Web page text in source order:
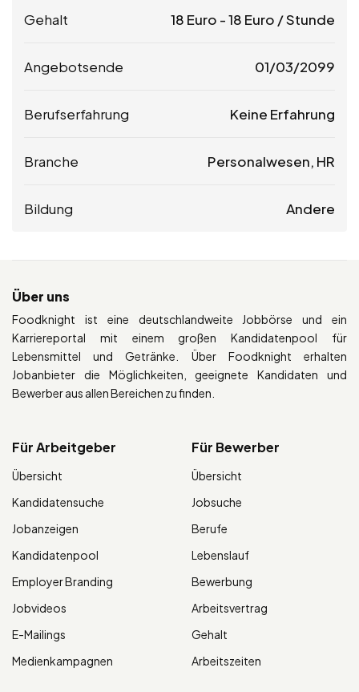
Gehalt 18 Euro -18 Euro / Stunde
Angebotsende 01/03/2099
Berufserfahrung Keine Erfahrung
Branche Personalwesen, HR
Bildung Andere
Über uns
Foodknight ist eine deutschlandweite Jobbörse und ein
Karriereportal mit einem großen Kandidatenpool für
Lebensmittel und Getränke. Über Foodknight erhalten
Jobanbieter die Möglichkeiten, geeignete Kandidaten und
Bewerber aus allen Bereichen zu finden.
Für Arbeitgeber
Übersicht
Kandidatensuche
Jobanzeigen
Kandidatenpool
Employer Branding
Jobvideos
E-Mailings
Medienkampagnen
Für Bewerber
Übersicht
Jobsuche
Berufe
Lebenslauf
Bewerbung
Arbeitsvertrag
Gehalt
Arbeitszeiten